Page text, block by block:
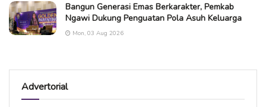
Bangun Generasi Emas Berkarakter, Pemkab
Ngawi Dukung Penguatan Pola Asuh Keluarga
Mon, 03 Aug 2026
Advertorial